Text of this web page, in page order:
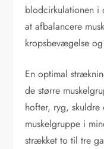
blodcirkulationen i
at afbalancere
kropsbevægelse
En optimal
de større
hofter, ryg,
muskelgruppe i
strækket to til tre